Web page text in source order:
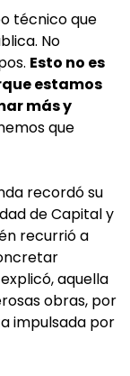
técnico que
No
Esto no es
estamos
más y
que
recordó su
de Capital y
recurrió a
aquella
obras, por
impulsada por